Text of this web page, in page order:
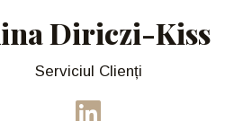
Diriczi-Kiss
Serviciul Clienți